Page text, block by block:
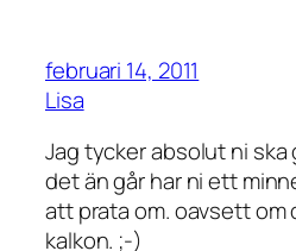
februari 14, 2011
Lisa
Jag tycker absolut ni ska
det än går har ni ett
att prata om. oavsett om
kalkon. ;-)